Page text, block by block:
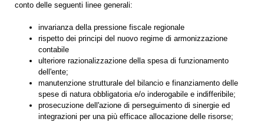
conto delle seguenti linee generali:
invarianza della pressione fiscale regionale
rispetto dei principi del nuovo regime di armonizzazione
contabile
ulteriore razionalizzazione della spesa di funzionamento
dell'ente;
manutenzione strutturale del bilancio e finanziamento delle
spese di natura obbligatoria e/o inderogabile e indifferibile;
prosecuzione dell'azione di perseguimento di sinergie ed
integrazioni per una più efficace allocazione delle risorse;